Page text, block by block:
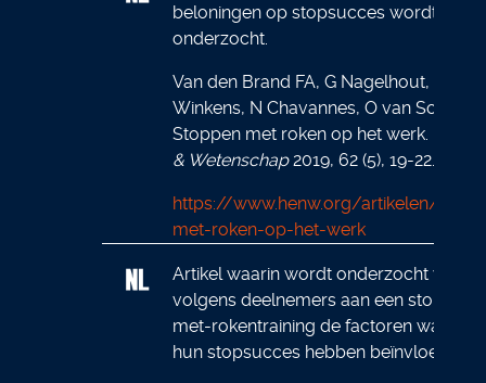
beloningen op stopsucces wordt
onderzocht.
Van den Brand FA, G Nagelhout, B
Winkens, N Chavannes, O van Schayck.
Stoppen met roken op het werk.
& Wetenschap2019, 62 (5), 19-22.
https://www.henw.org/artikelen/
met-roken-op-het-werk
Artikel waarin wordt onderzocht wat
volgens deelnemers aan een stoppen-
met-rokentraining de factoren waren
hun stopsucces hebben beïnvloed.